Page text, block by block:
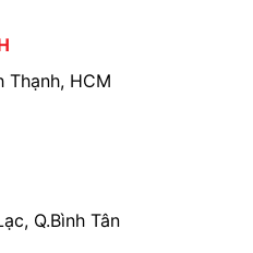
Thạnh, HCM
Q.Bình Tân